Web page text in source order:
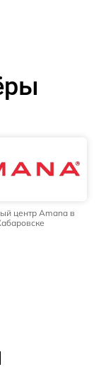
центр Amana в